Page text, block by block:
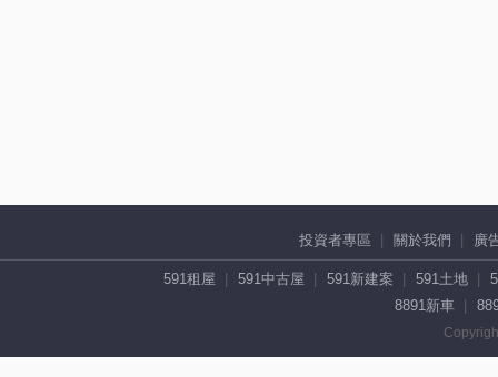
投資者專區 關於我們 廣
591租屋 591中古屋 591新建案 591土地
8891新車